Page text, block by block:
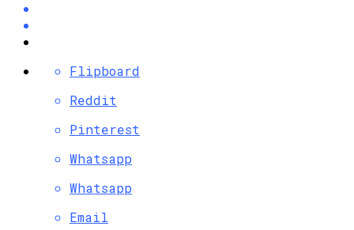
Flipboard
Reddit
Pinterest
Whatsapp
Whatsapp
Email